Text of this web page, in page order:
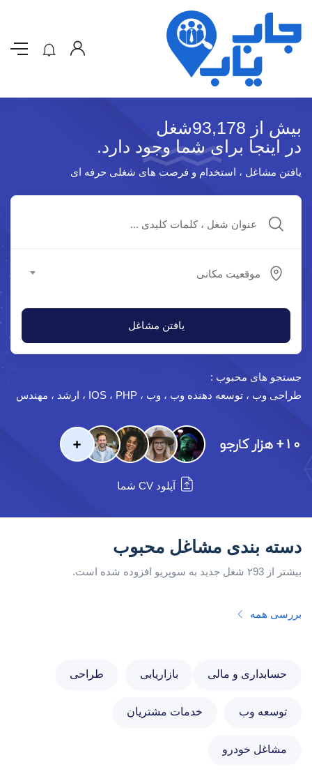
بیش از 93,178شغل
در اینجا برای شما وجود دارد.
یافتن مشاغل ، استخدام و فرصت های شغلی حرفه ای
موقعیت مکانی
یافتن مشاغل
جستجو های محبوب :
طراحی وب ، توسعه دهنده وب ، وب ، IOS ، PHP ، ارشد ، مهندس
آپلود CV شما
دسته بندی مشاغل محبوب
بیشتر از ۲93 شغل جدید به سوپریو افزوده شده است.
بررسی همه
حسابداری و مالی بازاریابی طراحی
توسعه وب خدمات مشتریان
مشاغل خودرو